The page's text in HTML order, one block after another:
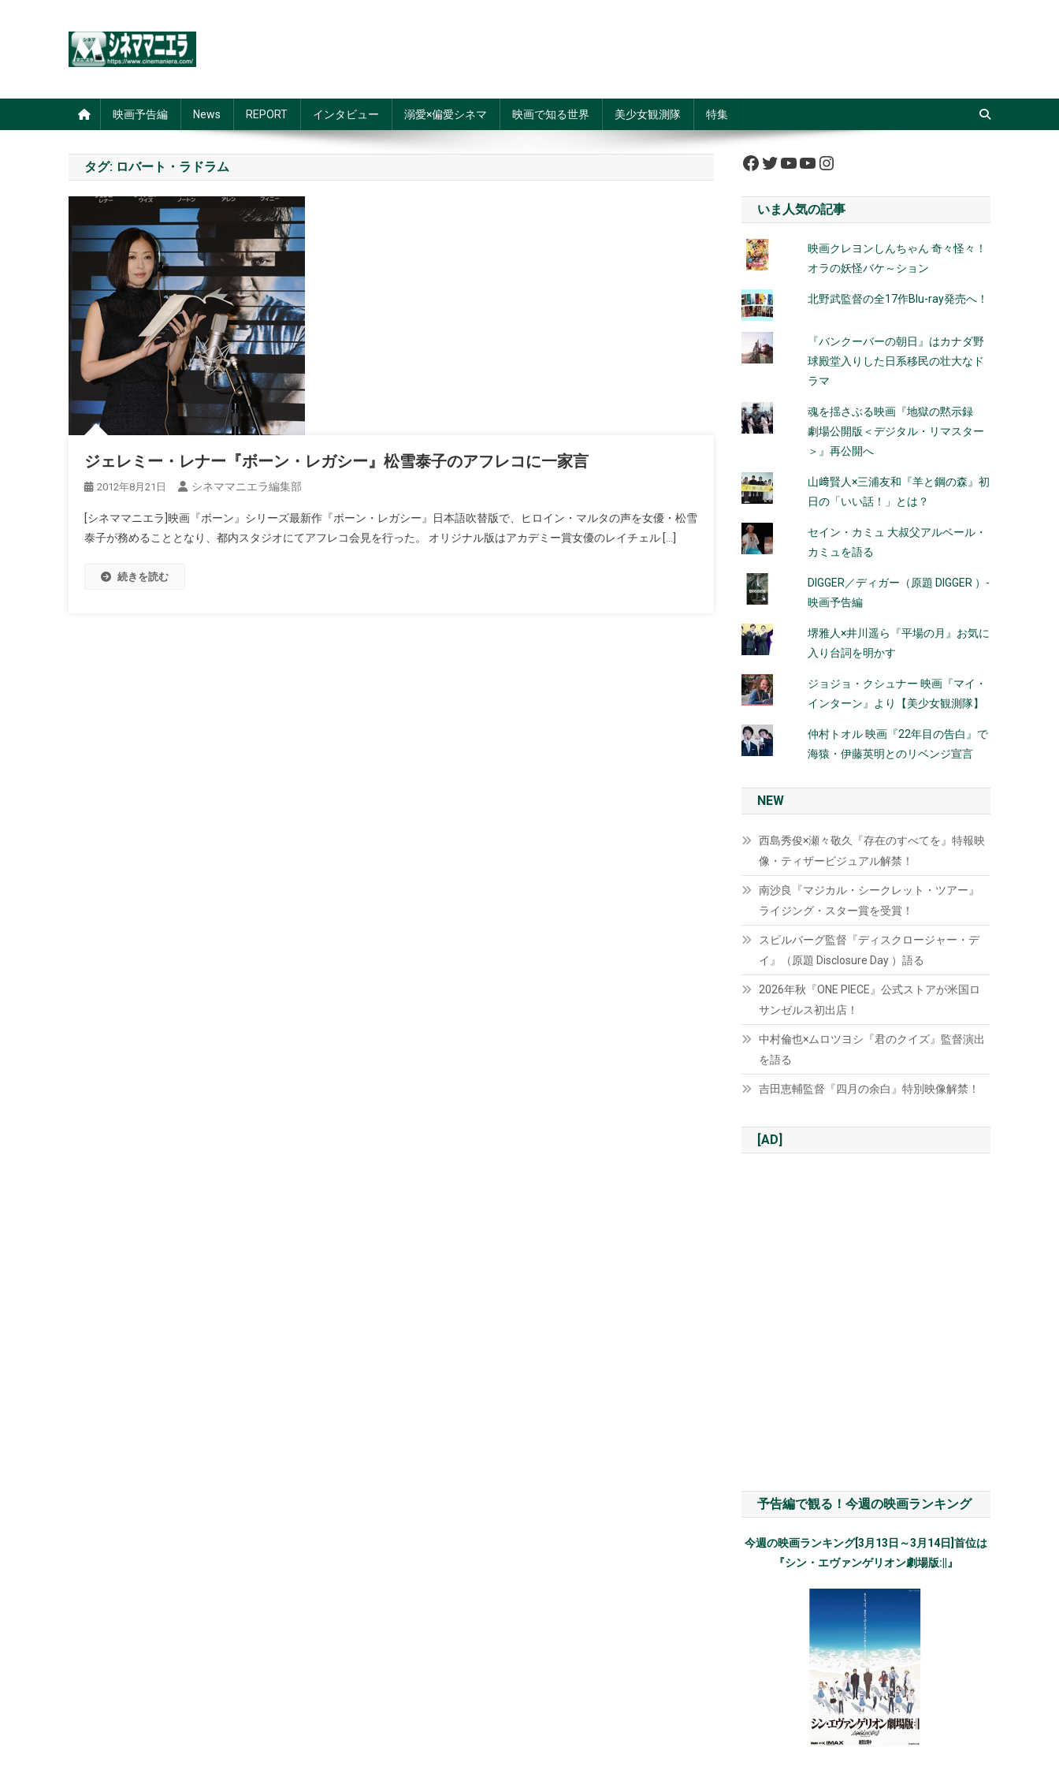
映画予告編 News REPORT インタビュー 溺愛×偏愛シネマ 映画で知る世界 美少女観測隊 特集
タグ: ロバート・ラドラム
ジェレミー・レナー『ボーン・レガシー』松雪泰子のアフレコに一家言
2012年8月21日 シネママニエラ編集部
[シネママニエラ]映画『ボーン』シリーズ最新作『ボーン・レガシー』日本語吹替版で、ヒロイン・マルタの声を女優・松雪
泰子が務めることとなり、都内スタジオにてアフレコ会見を行った。 オリジナル版はアカデミー賞女優のレイチェル […]
続きを読む
Facebook
Twitter
YouTube
YouTube
Instagram
いま人気の記事
映画クレヨンしんちゃん 奇々怪々！
オラの妖怪バケ～ション
北野武監督の全17作Blu-ray発売へ！
『バンクーバーの朝日』はカナダ野
球殿堂入りした日系移民の壮大なド
ラマ
魂を揺さぶる映画『地獄の黙示録
劇場公開版＜デジタル・リマスター
＞』再公開へ
山﨑賢人×三浦友和『羊と鋼の森』初
日の「いい話！」とは？
セイン・カミュ 大叔父アルベール・
カミュを語る
DIGGER／ディガー（原題 DIGGER ）-
映画予告編
堺雅人×井川遥ら『平場の月』お気に
入り台詞を明かす
ジョジョ・クシュナー 映画『マイ・
インターン』より【美少女観測隊】
仲村トオル 映画『22年目の告白』で
海猿・伊藤英明とのリベンジ宣言
NEW
西島秀俊×瀬々敬久『存在のすべてを』特報映
像・ティザービジュアル解禁！
南沙良『マジカル・シークレット・ツアー』
ライジング・スター賞を受賞！
スピルバーグ監督『ディスクロージャー・デ
イ』（原題 Disclosure Day ）語る
2026年秋『ONE PIECE』公式ストアが米国ロ
サンゼルス初出店！
中村倫也×ムロツヨシ『君のクイズ』監督演出
を語る
吉田恵輔監督『四月の余白』特別映像解禁！
[AD]
予告編で観る！今週の映画ランキング
今週の映画ランキング[3月13日～3月14日]首位は
『シン・エヴァンゲリオン劇場版:||』